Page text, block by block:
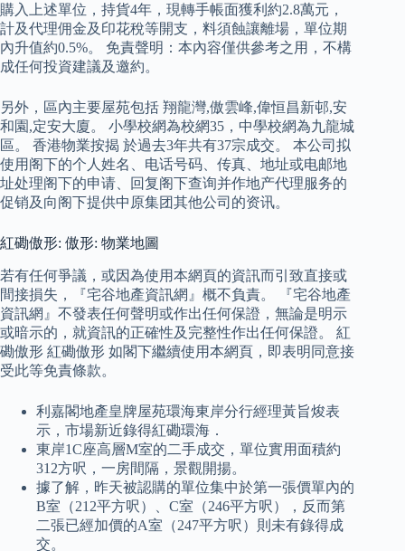
購入上述單位，持貨4年，現轉手帳面獲利約2.8萬元，
計及代理佣金及印花稅等開支，料須蝕讓離場，單位期
內升值約0.5%。 免責聲明：本內容僅供參考之用，不構
成任何投資建議及邀約。
另外，區內主要屋苑包括 翔龍灣,傲雲峰,偉恒昌新邨,安
和園,定安大廈。 小學校網為校網35，中學校網為九龍城
區。 香港物業按揭 於過去3年共有37宗成交。 本公司拟
使用阁下的个人姓名、电话号码、传真、地址或电邮地
址处理阁下的申请、回复阁下查询并作地产代理服务的
促销及向阁下提供中原集团其他公司的资讯。
紅磡傲形: 傲形: 物業地圖
若有任何爭議，或因為使用本網頁的資訊而引致直接或
間接損失，『宅谷地產資訊網』概不負責。 『宅谷地產
資訊網』不發表任何聲明或作出任何保證，無論是明示
或暗示的，就資訊的正確性及完整性作出任何保證。 紅
磡傲形 紅磡傲形 如閣下繼續使用本網頁，即表明同意接
受此等免責條款。
利嘉閣地產皇牌屋苑環海東岸分行經理黃旨焌表
示，市場新近錄得紅磡環海．
東岸1C座高層M室的二手成交，單位實用面積約
312方呎，一房間隔，景觀開揚。
據了解，昨天被認購的單位集中於第一張價單內的
B室（212平方呎）、C室（246平方呎），反而第
二張已經加價的A室（247平方呎）則未有錄得成
交。